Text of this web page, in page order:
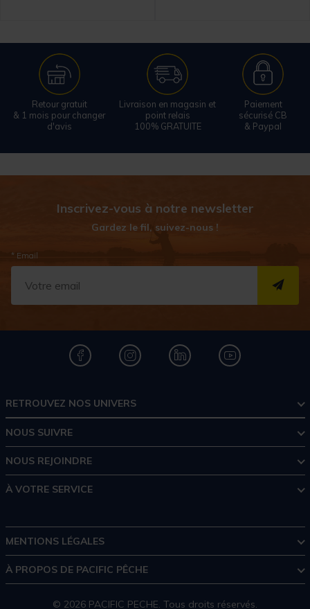
Retour gratuit
& 1 mois pour changer
d'avis
Livraison en magasin et
point relais
100% GRATUITE
Paiement
sécurisé CB
& Paypal
Inscrivez-vous à notre newsletter
Gardez le fil, suivez-nous !
* Email
RETROUVEZ NOS UNIVERS
NOUS SUIVRE
NOUS REJOINDRE
À VOTRE SERVICE
MENTIONS LÉGALES
À PROPOS DE PACIFIC PÊCHE
© 2026 PACIFIC PECHE. Tous droits réservés.